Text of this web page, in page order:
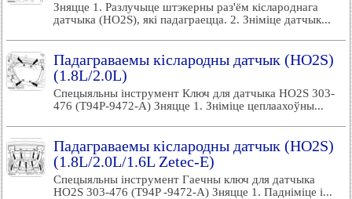
Зняцце 1. Разлучыце штэкерны раз'ём кіслароднага
датчыка (HO2S), які падаграецца. 2. Зніміце датчык...
Падаграваемы кіслародны датчык (HO2S)
(1.8L/2.0L)
Спецыяльны інструмент Ключ для датчыка HO2S 303-
476 (T94P-9472-A) Зняцце 1. Зніміце цеплаахоўны...
Падаграваемы кіслародны датчык (HO2S)
(1.8L/2.0L/1.6L Zetec-E)
Спецыяльны інструмент Гаечны ключ для датчыка
HO2S 303-476 (T94P -9472-A) Зняцце 1. Падніміце і...